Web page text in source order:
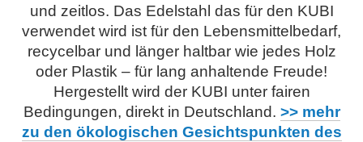
und zeitlos. Das Edelstahl das für den KUBI
verwendet wird ist für den Lebensmittelbedarf,
recycelbar und länger haltbar wie jedes Holz
oder Plastik – für lang anhaltende Freude!
Hergestellt wird der KUBI unter fairen
Bedingungen, direkt in Deutschland. >> mehr
zu den ökologischen Gesichtspunkten des